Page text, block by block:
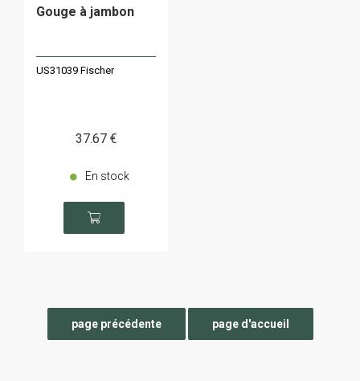
Gouge à jambon
US31039 Fischer
37.67 €
En stock